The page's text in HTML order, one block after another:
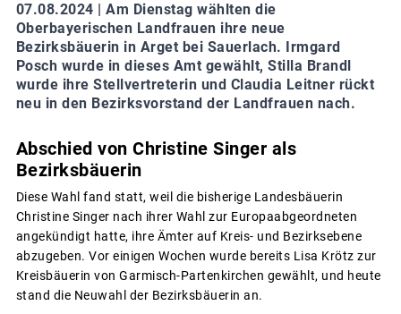
07.08.2024 | Am Dienstag wählten die
Oberbayerischen Landfrauen ihre neue
Bezirksbäuerin in Arget bei Sauerlach. Irmgard
Posch wurde in dieses Amt gewählt, Stilla Brandl
wurde ihre Stellvertreterin und Claudia Leitner rückt
neu in den Bezirksvorstand der Landfrauen nach.
Abschied von Christine Singer als
Bezirksbäuerin
Diese Wahl fand statt, weil die bisherige Landesbäuerin
Christine Singer nach ihrer Wahl zur Europaabgeordneten
angekündigt hatte, ihre Ämter auf Kreis- und Bezirksebene
abzugeben. Vor einigen Wochen wurde bereits Lisa Krötz zur
Kreisbäuerin von Garmisch-Partenkirchen gewählt, und heute
stand die Neuwahl der Bezirksbäuerin an.